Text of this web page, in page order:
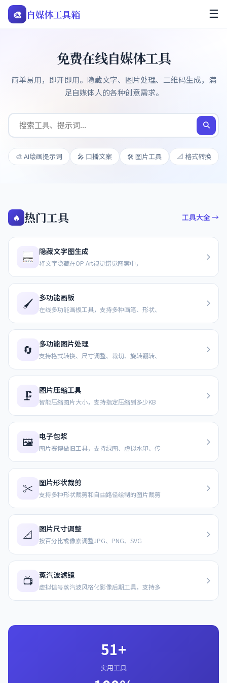
🎨 自媒体工具箱 ☰
免费在线自媒体工具
简单易用，即开即用。隐藏文字、图片处理、二维码生成，满
足自媒体人的各种创意需求。
🎨 AI绘画提示词 🎤 口播文案 🛠️ 图片工具 📐 格式转换
🔥 热门工具 工具大全 →
隐藏文字图生成
将文字隐藏在OP Art视觉错觉图案中，
🖌️ 多功能画板
在线多功能画板工具，支持多种画笔、形状、
🔄 多功能图片处理
支持格式转换、尺寸调整、裁切、旋转翻转、
🗜️ 图片压缩工具
智能压缩图片大小，支持指定压缩到多少KB
🖼️ 电子包浆
图片赛博做旧工具，支持绿图、虚拟水印、传
✂️ 图片形状裁剪
支持多种形状裁剪和自由路径绘制的图片裁剪
📐 图片尺寸调整
按百分比或像素调整JPG、PNG、SVG
📺 蒸汽波滤镜
虚拟信号蒸汽波风格化影像后期工具，支持多
51+
实用工具